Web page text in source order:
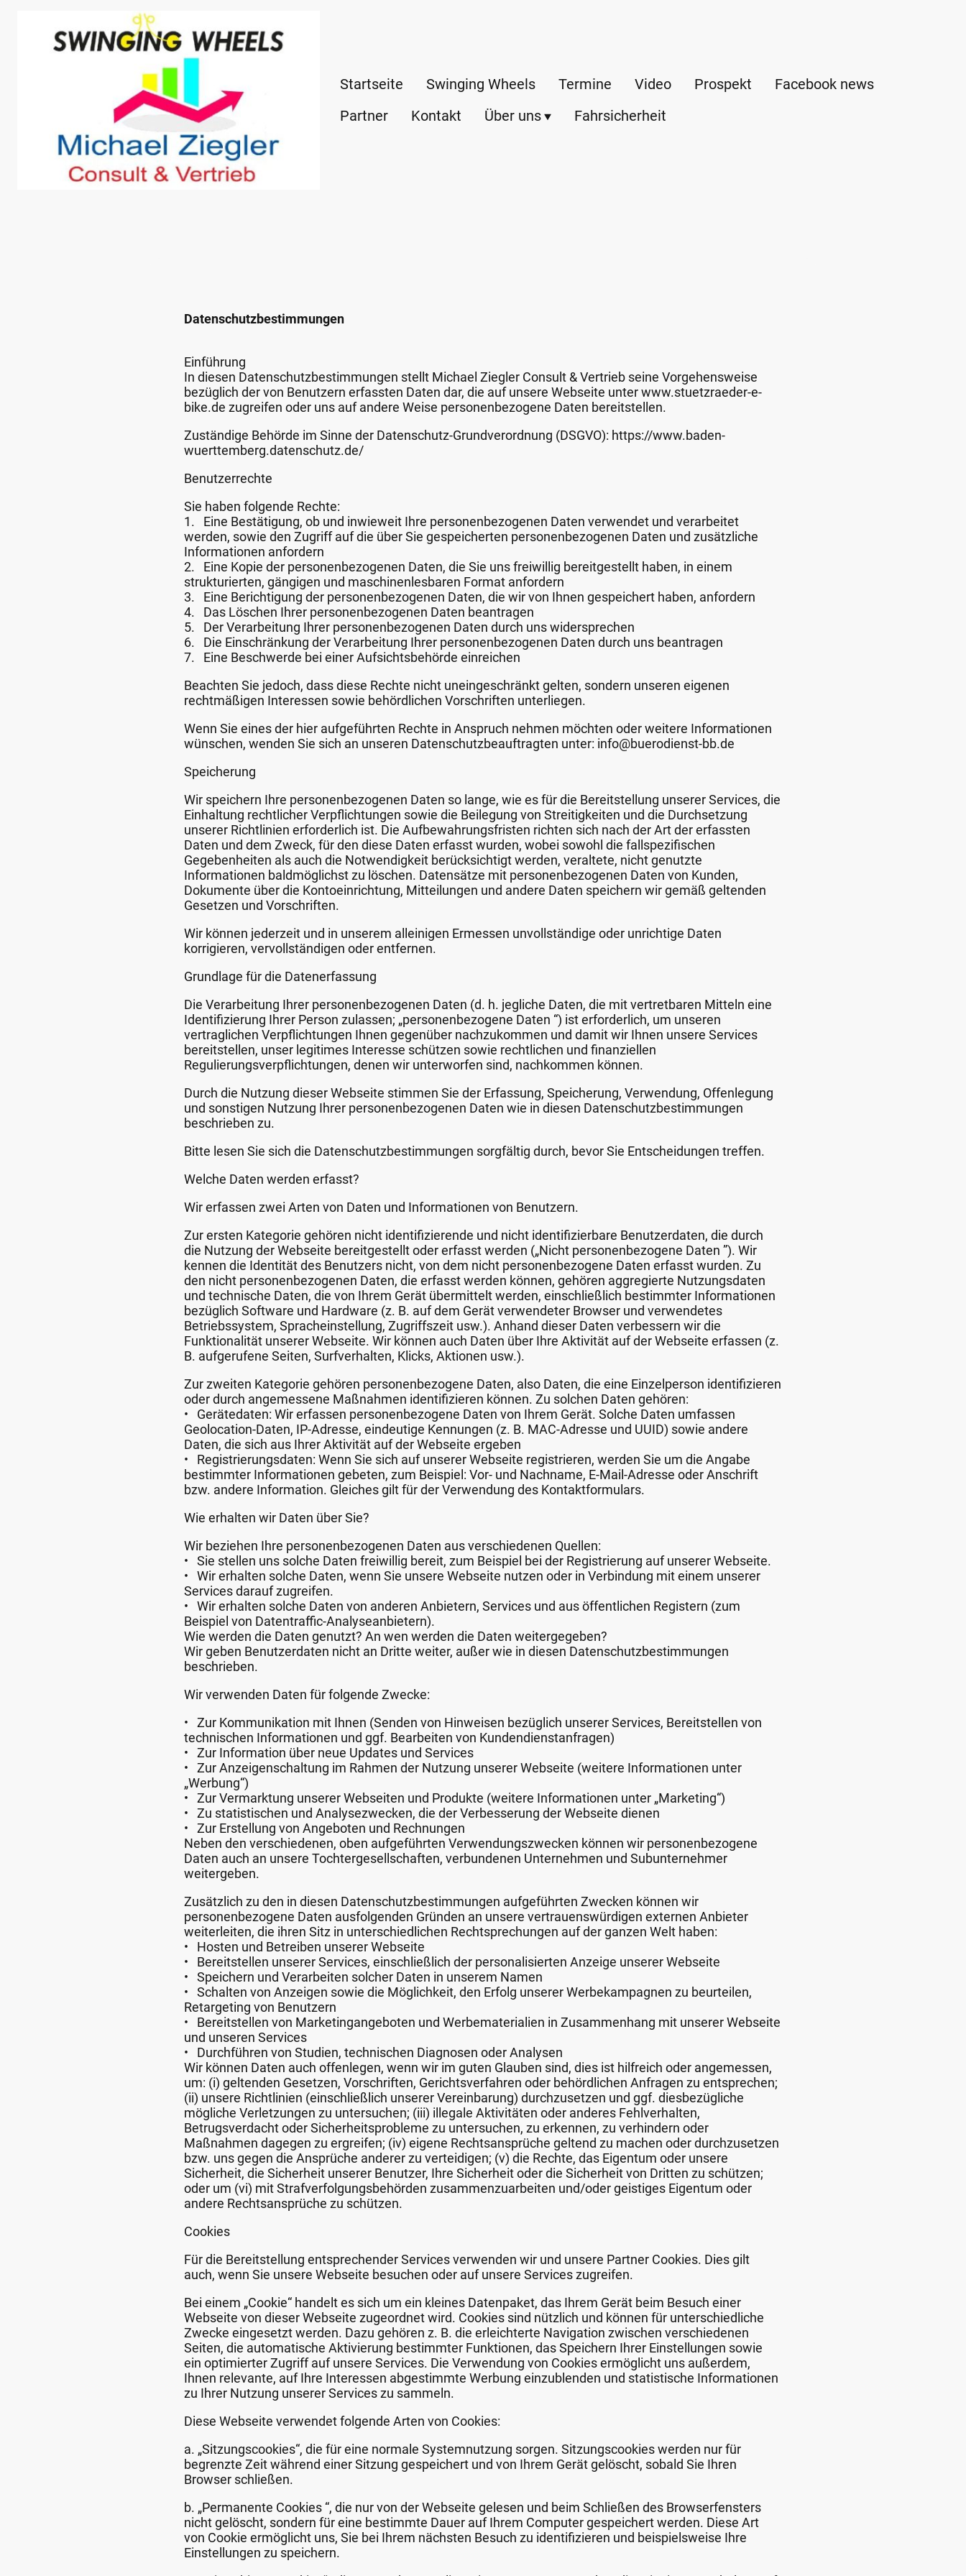
Startseite Swinging Wheels Termine Video Prospekt
Facebook news
Partner
Kontakt Über uns Fahrsicherheit
Datenschutzbestimmungen
Einführung
In diesen Datenschutzbestimmungen stellt Michael Ziegler Consult & Vertrieb seine Vorgehensweise
bezüglich der von Benutzern erfassten Daten dar, die auf unsere Webseite unter www.stuetzraeder-e-
bike.de zugreifen oder uns auf andere Weise personenbezogene Daten bereitstellen.
Zuständige Behörde im Sinne der Datenschutz-Grundverordnung (DSGVO): https://www.baden-
wuerttemberg.datenschutz.de/
Benutzerrechte
Sie haben folgende Rechte:
1. Eine Bestätigung, ob und inwieweit Ihre personenbezogenen Daten verwendet und verarbeitet
werden, sowie den Zugriff auf die über Sie gespeicherten personenbezogenen Daten und zusätzliche
Informationen anfordern
2. Eine Kopie der personenbezogenen Daten, die Sie uns freiwillig bereitgestellt haben, in einem
strukturierten, gängigen und maschinenlesbaren Format anfordern
3. Eine Berichtigung der personenbezogenen Daten, die wir von Ihnen gespeichert haben, anfordern
4. Das Löschen Ihrer personenbezogenen Daten beantragen
5. Der Verarbeitung Ihrer personenbezogenen Daten durch uns widersprechen
6. Die Einschränkung der Verarbeitung Ihrer personenbezogenen Daten durch uns beantragen
7. Eine Beschwerde bei einer Aufsichtsbehörde einreichen
Beachten Sie jedoch, dass diese Rechte nicht uneingeschränkt gelten, sondern unseren eigenen
rechtmäßigen Interessen sowie behördlichen Vorschriften unterliegen.
Wenn Sie eines der hier aufgeführten Rechte in Anspruch nehmen möchten oder weitere Informationen
wünschen, wenden Sie sich an unseren Datenschutzbeauftragten unter: info@buerodienst-bb.de
Speicherung
Wir speichern Ihre personenbezogenen Daten so lange, wie es für die Bereitstellung unserer Services, die
Einhaltung rechtlicher Verpflichtungen sowie die Beilegung von Streitigkeiten und die Durchsetzung
unserer Richtlinien erforderlich ist. Die Aufbewahrungsfristen richten sich nach der Art der erfassten
Daten und dem Zweck, für den diese Daten erfasst wurden, wobei sowohl die fallspezifischen
Gegebenheiten als auch die Notwendigkeit berücksichtigt werden, veraltete, nicht genutzte
Informationen baldmöglichst zu löschen. Datensätze mit personenbezogenen Daten von Kunden,
Dokumente über die Kontoeinrichtung, Mitteilungen und andere Daten speichern wir gemäß geltenden
Gesetzen und Vorschriften.
Wir können jederzeit und in unserem alleinigen Ermessen unvollständige oder unrichtige Daten
korrigieren, vervollständigen oder entfernen.
Grundlage für die Datenerfassung
Die Verarbeitung Ihrer personenbezogenen Daten (d. h. jegliche Daten, die mit vertretbaren Mitteln eine
Identifizierung Ihrer Person zulassen; „personenbezogene Daten “) ist erforderlich, um unseren
vertraglichen Verpflichtungen Ihnen gegenüber nachzukommen und damit wir Ihnen unsere Services
bereitstellen, unser legitimes Interesse schützen sowie rechtlichen und finanziellen
Regulierungsverpflichtungen, denen wir unterworfen sind, nachkommen können.
Durch die Nutzung dieser Webseite stimmen Sie der Erfassung, Speicherung, Verwendung, Offenlegung
und sonstigen Nutzung Ihrer personenbezogenen Daten wie in diesen Datenschutzbestimmungen
beschrieben zu.
Bitte lesen Sie sich die Datenschutzbestimmungen sorgfältig durch, bevor Sie Entscheidungen treffen.
Welche Daten werden erfasst?
Wir erfassen zwei Arten von Daten und Informationen von Benutzern.
Zur ersten Kategorie gehören nicht identifizierende und nicht identifizierbare Benutzerdaten, die durch
die Nutzung der Webseite bereitgestellt oder erfasst werden („Nicht personenbezogene Daten ”). Wir
kennen die Identität des Benutzers nicht, von dem nicht personenbezogene Daten erfasst wurden. Zu
den nicht personenbezogenen Daten, die erfasst werden können, gehören aggregierte Nutzungsdaten
und technische Daten, die von Ihrem Gerät übermittelt werden, einschließlich bestimmter Informationen
bezüglich Software und Hardware (z. B. auf dem Gerät verwendeter Browser und verwendetes
Betriebssystem, Spracheinstellung, Zugriffszeit usw.). Anhand dieser Daten verbessern wir die
Funktionalität unserer Webseite. Wir können auch Daten über Ihre Aktivität auf der Webseite erfassen (z.
B. aufgerufene Seiten, Surfverhalten, Klicks, Aktionen usw.).
Zur zweiten Kategorie gehören personenbezogene Daten, also Daten, die eine Einzelperson identifizieren
oder durch angemessene Maßnahmen identifizieren können. Zu solchen Daten gehören:
• Gerätedaten: Wir erfassen personenbezogene Daten von Ihrem Gerät. Solche Daten umfassen
Geolocation-Daten, IP-Adresse, eindeutige Kennungen (z. B. MAC-Adresse und UUID) sowie andere
Daten, die sich aus Ihrer Aktivität auf der Webseite ergeben
• Registrierungsdaten: Wenn Sie sich auf unserer Webseite registrieren, werden Sie um die Angabe
bestimmter Informationen gebeten, zum Beispiel: Vor- und Nachname, E-Mail-Adresse oder Anschrift
bzw. andere Information. Gleiches gilt für der Verwendung des Kontaktformulars.
Wie erhalten wir Daten über Sie?
Wir beziehen Ihre personenbezogenen Daten aus verschiedenen Quellen:
• Sie stellen uns solche Daten freiwillig bereit, zum Beispiel bei der Registrierung auf unserer Webseite.
• Wir erhalten solche Daten, wenn Sie unsere Webseite nutzen oder in Verbindung mit einem unserer
Services darauf zugreifen.
• Wir erhalten solche Daten von anderen Anbietern, Services und aus öffentlichen Registern (zum
Beispiel von Datentraffic-Analyseanbietern).
Wie werden die Daten genutzt? An wen werden die Daten weitergegeben?
Wir geben Benutzerdaten nicht an Dritte weiter, außer wie in diesen Datenschutzbestimmungen
beschrieben.
Wir verwenden Daten für folgende Zwecke:
• Zur Kommunikation mit Ihnen (Senden von Hinweisen bezüglich unserer Services, Bereitstellen von
technischen Informationen und ggf. Bearbeiten von Kundendienstanfragen)
• Zur Information über neue Updates und Services
• Zur Anzeigenschaltung im Rahmen der Nutzung unserer Webseite (weitere Informationen unter
„Werbung“)
• Zur Vermarktung unserer Webseiten und Produkte (weitere Informationen unter „Marketing“)
• Zu statistischen und Analysezwecken, die der Verbesserung der Webseite dienen
• Zur Erstellung von Angeboten und Rechnungen
Neben den verschiedenen, oben aufgeführten Verwendungszwecken können wir personenbezogene
Daten auch an unsere Tochtergesellschaften, verbundenen Unternehmen und Subunternehmer
weitergeben.
Zusätzlich zu den in diesen Datenschutzbestimmungen aufgeführten Zwecken können wir
personenbezogene Daten ausfolgenden Gründen an unsere vertrauenswürdigen externen Anbieter
weiterleiten, die ihren Sitz in unterschiedlichen Rechtsprechungen auf der ganzen Welt haben:
• Hosten und Betreiben unserer Webseite
• Bereitstellen unserer Services, einschließlich der personalisierten Anzeige unserer Webseite
• Speichern und Verarbeiten solcher Daten in unserem Namen
• Schalten von Anzeigen sowie die Möglichkeit, den Erfolg unserer Werbekampagnen zu beurteilen,
Retargeting von Benutzern
• Bereitstellen von Marketingangeboten und Werbematerialien in Zusammenhang mit unserer Webseite
und unseren Services
• Durchführen von Studien, technischen Diagnosen oder Analysen
Wir können Daten auch offenlegen, wenn wir im guten Glauben sind, dies ist hilfreich oder angemessen,
um: (i) geltenden Gesetzen, Vorschriften, Gerichtsverfahren oder behördlichen Anfragen zu entsprechen;
(ii) unsere Richtlinien (einschließlich unserer Vereinbarung) durchzusetzen und ggf. diesbezügliche
mögliche Verletzungen zu untersuchen; (iii) illegale Aktivitäten oder anderes Fehlverhalten,
Betrugsverdacht oder Sicherheitsprobleme zu untersuchen, zu erkennen, zu verhindern oder
Maßnahmen dagegen zu ergreifen; (iv) eigene Rechtsansprüche geltend zu machen oder durchzusetzen
bzw. uns gegen die Ansprüche anderer zu verteidigen; (v) die Rechte, das Eigentum oder unsere
Sicherheit, die Sicherheit unserer Benutzer, Ihre Sicherheit oder die Sicherheit von Dritten zu schützen;
oder um (vi) mit Strafverfolgungsbehörden zusammenzuarbeiten und/oder geistiges Eigentum oder
andere Rechtsansprüche zu schützen.
Cookies
Für die Bereitstellung entsprechender Services verwenden wir und unsere Partner Cookies. Dies gilt
auch, wenn Sie unsere Webseite besuchen oder auf unsere Services zugreifen.
Bei einem „Cookie“ handelt es sich um ein kleines Datenpaket, das Ihrem Gerät beim Besuch einer
Webseite von dieser Webseite zugeordnet wird. Cookies sind nützlich und können für unterschiedliche
Zwecke eingesetzt werden. Dazu gehören z. B. die erleichterte Navigation zwischen verschiedenen
Seiten, die automatische Aktivierung bestimmter Funktionen, das Speichern Ihrer Einstellungen sowie
ein optimierter Zugriff auf unsere Services. Die Verwendung von Cookies ermöglicht uns außerdem,
Ihnen relevante, auf Ihre Interessen abgestimmte Werbung einzublenden und statistische Informationen
zu Ihrer Nutzung unserer Services zu sammeln.
Diese Webseite verwendet folgende Arten von Cookies:
a. „Sitzungscookies“, die für eine normale Systemnutzung sorgen. Sitzungscookies werden nur für
begrenzte Zeit während einer Sitzung gespeichert und von Ihrem Gerät gelöscht, sobald Sie Ihren
Browser schließen.
b. „Permanente Cookies “, die nur von der Webseite gelesen und beim Schließen des Browserfensters
nicht gelöscht, sondern für eine bestimmte Dauer auf Ihrem Computer gespeichert werden. Diese Art
von Cookie ermöglicht uns, Sie bei Ihrem nächsten Besuch zu identifizieren und beispielsweise Ihre
Einstellungen zu speichern.